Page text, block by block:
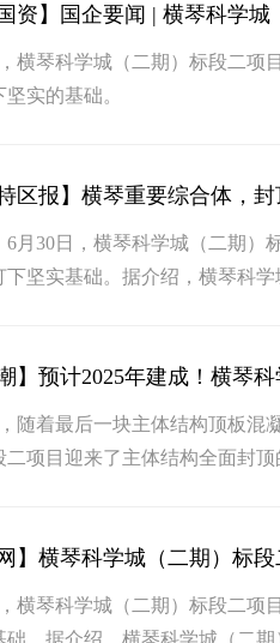
负责人、下属企业负责人及党
国资】国企要闻 | 横琴科学
横琴科学城（二期）标段二项
实的基础。
区报】横琴重要综合体，封
6月30日，横琴科学城（二期）
下坚实基础。据介绍，横琴科
】预计2025年建成！横琴
随着最后一块主体结构顶板混
二项目迎来了主体结构全面封
网】横琴科学城（二期）标
横琴科学城（二期）标段二项
础。据介绍，横琴科学城（二期